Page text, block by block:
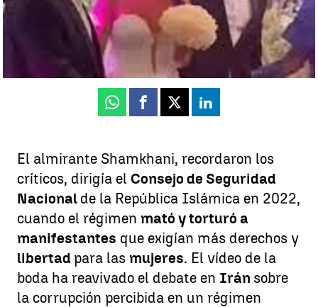
Javier Hernández
Publicado:22 de octubre de 2025, 10:37
Whatsapp
Facebook
X Linkedin
El almirante Shamkhani, recordaron los
críticos, dirigía el Consejo de Seguridad
Nacional de la República Islámica en 2022,
cuando el régimen mató y torturó a
manifestantes que exigían más derechos y
libertad para las mujeres. El vídeo de la
boda ha reavivado el debate en Irán sobre
la corrupción percibida en un régimen